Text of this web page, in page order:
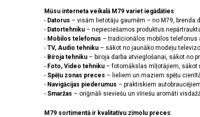
Mūsu interneta veikalā M79 variet iegādāties:
- Datorus – visām lietotāju gaumēm – no M79, brenda
- Datortehniku – nepieciešamos produktus
- Mobilos telefonus – tradicionālos mobilos
- TV, Audio tehniku – sākot no jaunāko modeļu
- Biroja tehniku – biroja darba atvieglošanai, sākot no
- Foto, Video tehniku – fotomākslas mīļotājiem, sākot
- Spēļu zonas preces – lieliem un maziem spēļu
- Navigācijas piederumus – praktiskiem
- Smaržas – oriģināli sieviešu un vīriešu aromāti
M79 sortimentā ir kvalitatīvu zīmolu preces: